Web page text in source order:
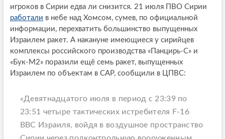
игроков в Сирии едва ли снизится. 21 июля ПВО Сирии
работали в небе над Хомсом, сумев, по официальной
информации, перехватить большинство выпущенных
Израилем ракет. А накануне имеющиеся у сирийцев
комплексы российского производства «Панцирь-С» и
«Бук-М2» поразили ещё семь ракет, выпущенных
Израилем по объектам в САР, сообщили в ЦПВС:
«Девятнадцатого июля в период с 23:39 по
23:51 четыре тактических истребителя F-16
ВВС Израиля, войдя в воздушное пространство